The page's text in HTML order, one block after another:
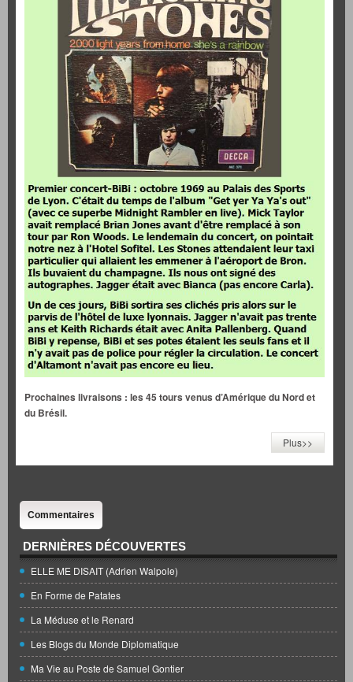
Prochaines livraisons : les 45 tours venus d’Amérique du Nord et
du Brésil.
Plus>>
Commentaires
DERNIÈRES DÉCOUVERTES
ELLE ME DISAIT (Adrien Walpole)
En Forme de Patates
La Méduse et le Renard
Les Blogs du Monde Diplomatique
Ma Vie au Poste de Samuel Gontier